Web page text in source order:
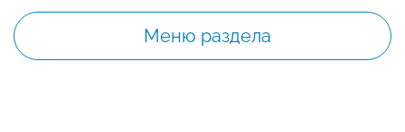
Меню раздела